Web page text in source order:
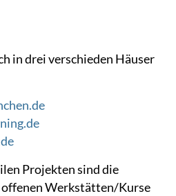
in drei verschieden Häuser
Projekten sind die
offenen Werkstätten/Kurse